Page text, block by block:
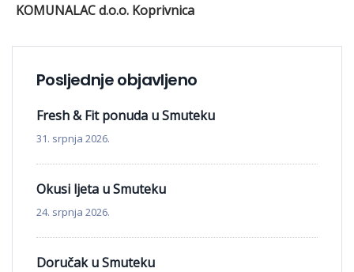
KOMUNALAC d.o.o. Koprivnica
Posljednje objavljeno
Fresh & Fit ponuda u Smuteku
31. srpnja 2026.
Okusi ljeta u Smuteku
24. srpnja 2026.
Doručak u Smuteku